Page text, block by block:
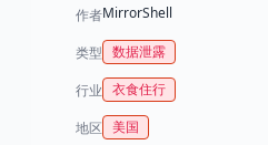
作者MirrorShell
类型 数据泄露
行业 衣食住行
地区 美国